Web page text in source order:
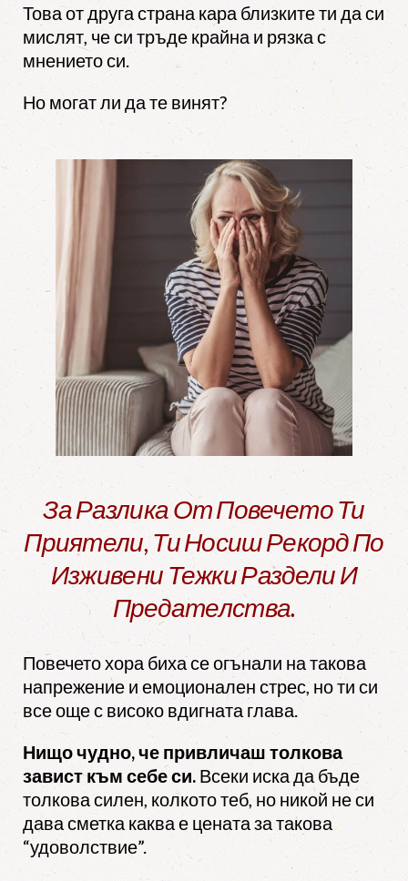
Това от друга страна кара близките ти да си
мислят, че си тръде крайна и рязка с
мнението си.
Но могат ли да те винят?
За Разлика От Повечето Ти
Приятели, Ти Носиш Рекорд По
Изживени Тежки Раздели И
Предателства.
Повечето хора биха се огънали на такова
напрежение и емоционален стрес, но ти си
все още с високо вдигната глава.
Нищо чудно, че привличаш толкова
завист към себе си.Всеки иска да бъде
толкова силен, колкото теб, но никой не си
дава сметка каква е цената за такова
“удоволствие”.